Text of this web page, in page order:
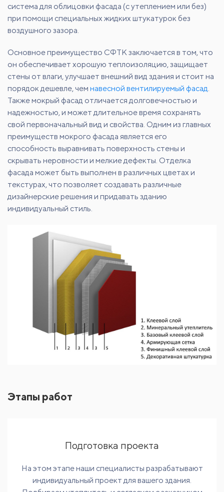
система для облицовки фасада (с утеплением или без)
при помощи специальных жидких штукатурок без
воздушного зазора.
Основное преимущество СФТК заключается в том, что
он обеспечивает хорошую теплоизоляцию, защищает
стены от влаги, улучшает внешний вид здания и стоит на
порядок дешевле, чем навесной вентилируемый фасад
Также мокрый фасад отличается долговечностью и
надежностью, и может длительное время сохранять
свой первоначальный вид и свойства. Одним из главных
преимуществ мокрого фасада является его
способность выравнивать поверхность стены и
скрывать неровности и мелкие дефекты. Отделка
фасада может быть выполнен в различных цветах и
текстурах, что позволяет создавать различные
дизайнерские решения и придавать зданию
индивидуальный стиль.
Этапы работ
Подготовка проекта
На этом этапе наши специалисты разрабатывают
индивидуальный проект для вашего здания.